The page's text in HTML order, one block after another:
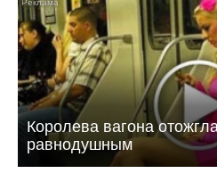
Королева вагона
равнодушным